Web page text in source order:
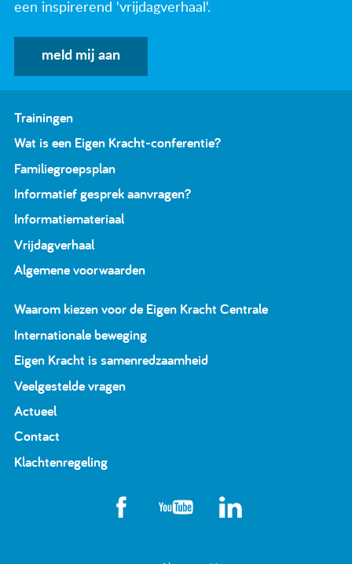
een inspirerend 'vrijdagverhaal'.
meld mij aan
Trainingen
Wat is een Eigen Kracht-conferentie?
Familiegroepsplan
Informatief gesprek aanvragen?
Informatiemateriaal
Vrijdagverhaal
Algemene voorwaarden
Waarom kiezen voor de Eigen Kracht Centrale
Internationale beweging
Eigen Kracht is samenredzaamheid
Veelgestelde vragen
Actueel
Contact
Klachtenregeling